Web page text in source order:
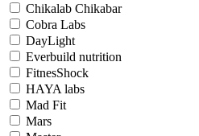
Chikalab Chikabar
Cobra Labs
DayLight
Everbuild nutrition
FitnesShock
HAYA labs
Mad Fit
Mars